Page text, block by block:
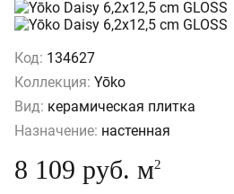
Код: 134627
Коллекция: Yōko
Вид: керамическая плитка
Назначение: настенная
8 109 руб. м2